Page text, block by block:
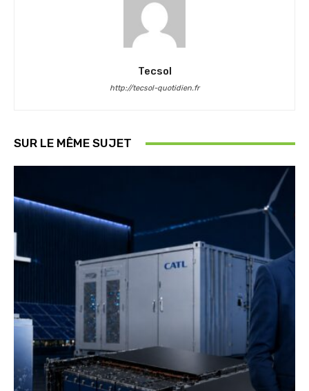
Tecsol
http://tecsol-quotidien.fr
SUR LE MÊME SUJET